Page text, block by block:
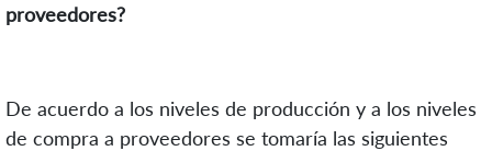
proveedores?
De acuerdo a los niveles de producción y a los niveles
de compra a proveedores se tomaría las siguientes